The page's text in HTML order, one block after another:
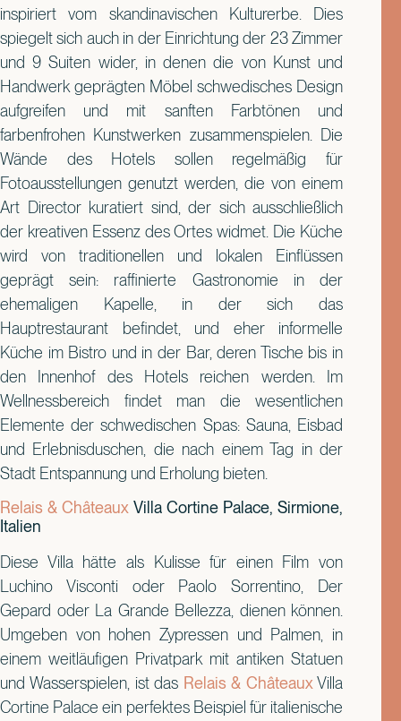
inspiriert vom skandinavischen Kulturerbe. Dies
spiegelt sich auch in der Einrichtung der 23 Zimmer
und 9 Suiten wider, in denen die von Kunst und
Handwerk geprägten Möbel schwedisches Design
aufgreifen und mit sanften Farbtönen und
farbenfrohen Kunstwerken zusammenspielen. Die
Wände des Hotels sollen regelmäßig für
Fotoausstellungen genutzt werden, die von einem
Art Director kuratiert sind, der sich ausschließlich
der kreativen Essenz des Ortes widmet. Die Küche
wird von traditionellen und lokalen Einflüssen
geprägt sein: raffinierte Gastronomie in der
ehemaligen Kapelle, in der sich das
Hauptrestaurant befindet, und eher informelle
Küche im Bistro und in der Bar, deren Tische bis in
den Innenhof des Hotels reichen werden. Im
Wellnessbereich findet man die wesentlichen
Elemente der schwedischen Spas: Sauna, Eisbad
und Erlebnisduschen, die nach einem Tag in der
Stadt Entspannung und Erholung bieten.
Relais & Châteaux Villa Cortine Palace, Sirmione,
Italien
Diese Villa hätte als Kulisse für einen Film von
Luchino Visconti oder Paolo Sorrentino, Der
Gepard oder La Grande Bellezza, dienen können.
Umgeben von hohen Zypressen und Palmen, in
einem weitläufigen Privatpark mit antiken Statuen
und Wasserspielen, ist das Relais & Châteaux Villa
Cortine Palace ein perfektes Beispiel für italienische